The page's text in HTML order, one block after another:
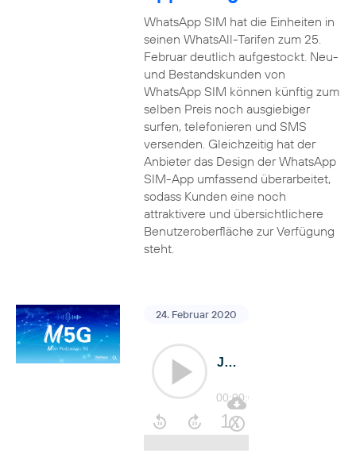
WhatsApp SIM hat die Einheiten in
seinen WhatsAll-Tarifen zum 25.
Februar deutlich aufgestockt. Neu-
und Bestandskunden von
WhatsApp SIM können künftig zum
selben Preis noch ausgiebiger
surfen, telefonieren und SMS
versenden. Gleichzeitig hat der
Anbieter das Design der WhatsApp
SIM-App umfassend überarbeitet,
sodass Kunden eine noch
attraktivere und übersichtlichere
Benutzeroberfläche zur Verfügung
steht.
24. Februar 2020